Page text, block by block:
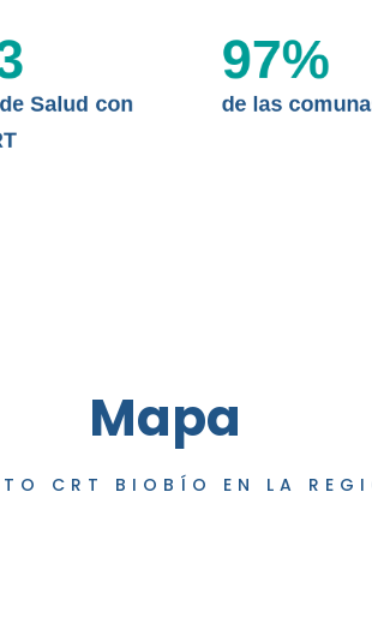
MDPA
Salud con
de las
97%
Mapa
CRT BIOBÍO EN LA